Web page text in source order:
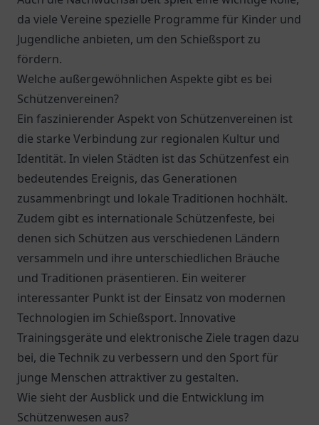
da viele Vereine spezielle Programme für Kinder und
Jugendliche anbieten, um den Schießsport zu
fördern.
Welche außergewöhnlichen Aspekte gibt es bei
Schützenvereinen?
Ein faszinierender Aspekt von Schützenvereinen ist
die starke Verbindung zur regionalen Kultur und
Identität. In vielen Städten ist das Schützenfest ein
bedeutendes Ereignis, das Generationen
zusammenbringt und lokale Traditionen hochhält.
Zudem gibt es internationale Schützenfeste, bei
denen sich Schützen aus verschiedenen Ländern
versammeln und ihre unterschiedlichen Bräuche
und Traditionen präsentieren. Ein weiterer
interessanter Punkt ist der Einsatz von modernen
Technologien im Schießsport. Innovative
Trainingsgeräte und elektronische Ziele tragen dazu
bei, die Technik zu verbessern und den Sport für
junge Menschen attraktiver zu gestalten.
Wie sieht der Ausblick und die Entwicklung im
Schützenwesen aus?